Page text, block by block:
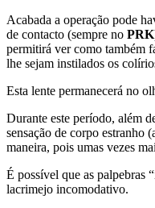
Acabada a operação pode
de contacto (sempre no PRK
permitirá ver como também
lhe sejam instilados os
Esta lente permanecerá no
Durante este período, além
sensação de corpo estranho
maneira, pois umas vezes
É possível que as palpebras
lacrimejo incomodativo.